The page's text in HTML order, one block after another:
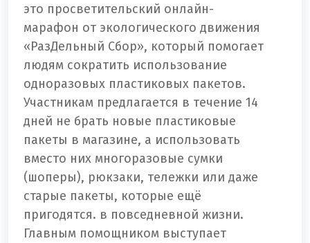
это просветительский онлайн-
марафон от экологического движения
«РазДельный Сбор», который помогает
людям сократить использование
одноразовых пластиковых пакетов.
Участникам предлагается в течение 14
дней не брать новые пластиковые
пакеты в магазине, а использовать
вместо них многоразовые сумки
(шоперы), рюкзаки, тележки или даже
старые пакеты, которые ещё
пригодятся. в повседневной жизни.
Главным помощником выступает